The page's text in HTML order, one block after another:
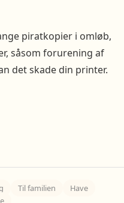
piratkopier i omløb,
såsom forurening af
det skade din printer.
Til familien
Have